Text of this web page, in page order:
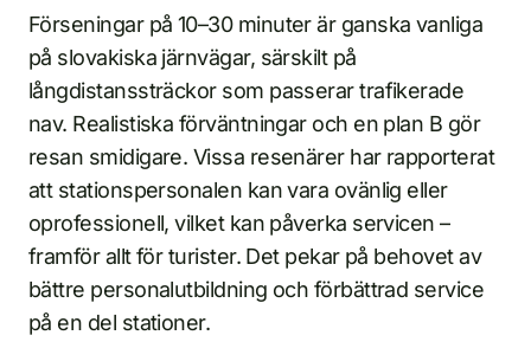
Förseningar på 10–30 minuter är ganska vanliga
på slovakiska järnvägar, särskilt på
långdistanssträckor som passerar trafikerade
nav. Realistiska förväntningar och en plan B gör
resan smidigare. Vissa resenärer har rapporterat
att stationspersonalen kan vara ovänlig eller
oprofessionell, vilket kan påverka servicen –
framför allt för turister. Det pekar på behovet av
bättre personalutbildning och förbättrad service
på en del stationer.